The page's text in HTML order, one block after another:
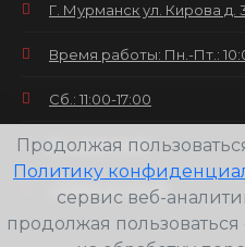
Г. Мурманск ул. Кирова д.
Время работы: Пн.-Пт.:
Сб.: 11:00-17:00
Вс.: выходной
+7(8152) 25-30-58
Продолжая
Политику
сервис веб-
продолжая